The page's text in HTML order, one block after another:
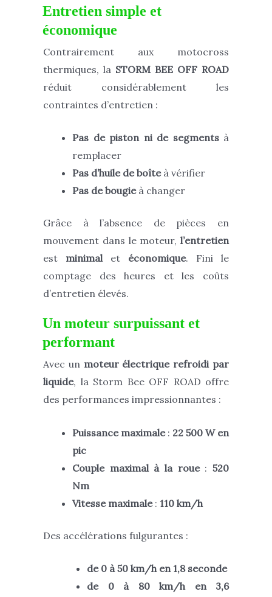
Entretien simple et
économique
Contrairement aux motocross
thermiques, la STORM BEE OFF ROAD
réduit considérablement les
contraintes d’entretien :
Pas de piston ni de segmentsà
remplacer
Pas d’huile de boîteà vérifier
Pas de bougieà changer
Grâce à l’absence de pièces en
mouvement dans le moteur, l’entretien
est minimal et économique. Fini le
comptage des heures et les coûts
d’entretien élevés.
Un moteur surpuissant et
performant
Avec un moteur électrique refroidi par
liquide, la Storm Bee OFF ROAD offre
des performances impressionnantes :
Puissance maximale: 22 500 W en
pic
Couple maximal à la roue:520
Nm
Vitesse maximale: 110 km/h
Des accélérations fulgurantes :
de 0 à 50 km/h en 1,8 seconde
de 0 à 80 km/h en 3,6